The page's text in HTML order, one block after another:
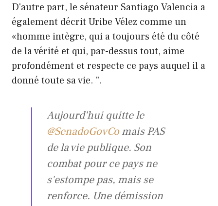
D'autre part, le sénateur Santiago Valencia a
également décrit Uribe Vélez comme un
«homme intègre, qui a toujours été du côté
de la vérité et qui, par-dessus tout, aime
profondément et respecte ce pays auquel il a
donné toute sa vie. ".
Aujourd'hui quitte le
@SenadoGovComais PAS
de la vie publique. Son
combat pour ce pays ne
s'estompe pas, mais se
renforce. Une démission